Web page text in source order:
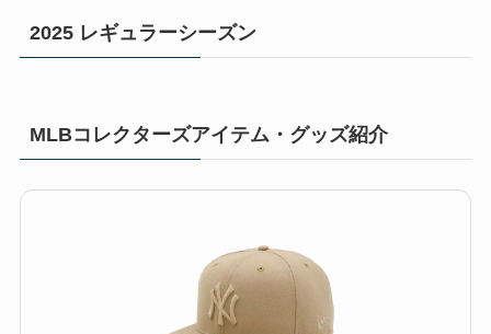
2025 レギュラーシーズン
MLBコレクターズアイテム・グッズ紹介